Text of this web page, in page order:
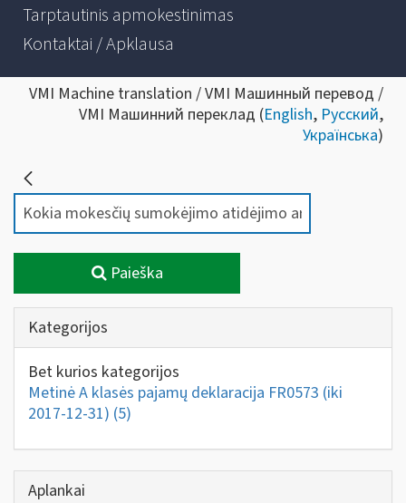
Tarptautinis apmokestinimas
Kontaktai / Apklausa
VMI Machine translation / VMI Машинный перевод /
VMI Машинний переклад (English, Русский,
Українська)
Paieška
Kategorijos
Bet kurios kategorijos
Metinė A klasės pajamų deklaracija FR0573 (iki
2017-12-31) (5)
Aplankai